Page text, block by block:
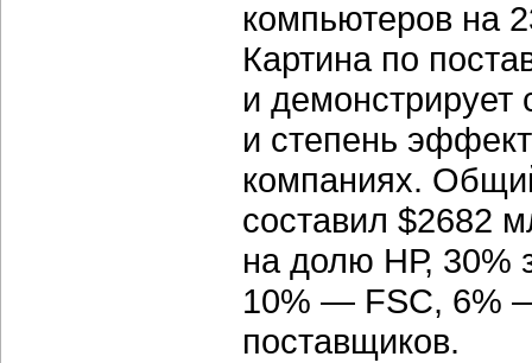
компьютеров на
Картина по
и демонстрирует
и степень
компаниях.
составил $2682
на долю НР, 30%
10% — FSC, 6%
поставщиков.